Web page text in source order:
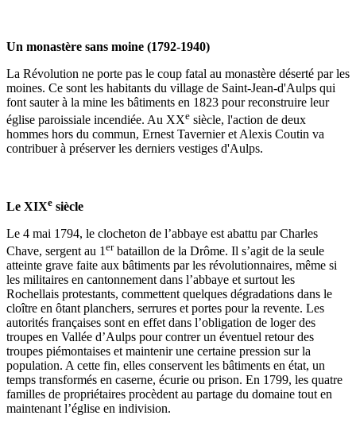
Un monastère sans moine (1792-1940)
La Révolution ne porte pas le coup fatal au monastère déserté par les
moines. Ce sont les habitants du village de Saint-Jean-d'Aulps qui
font sauter à la mine les bâtiments en 1823 pour reconstruire leur
église paroissiale incendiée. Au XXe siècle, l'action de deux
hommes hors du commun, Ernest Tavernier et Alexis Coutin va
contribuer à préserver les derniers vestiges d'Aulps.
Le XIXe siècle
Le 4 mai 1794, le clocheton de l’abbaye est abattu par Charles
Chave, sergent au 1 erbataillon de la Drôme. Il s’agit de la seule
atteinte grave faite aux bâtiments par les révolutionnaires, même si
les militaires en cantonnement dans l’abbaye et surtout les
Rochellais protestants, commettent quelques dégradations dans le
cloître en ôtant planchers, serrures et portes pour la revente. Les
autorités françaises sont en effet dans l’obligation de loger des
troupes en Vallée d’Aulps pour contrer un éventuel retour des
troupes piémontaises et maintenir une certaine pression sur la
population. A cette fin, elles conservent les bâtiments en état, un
temps transformés en caserne, écurie ou prison. En 1799, les quatre
familles de propriétaires procèdent au partage du domaine tout en
maintenant l’église en indivision.